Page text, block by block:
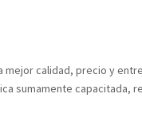
mejor calidad, precio y
sumamente capacitada,